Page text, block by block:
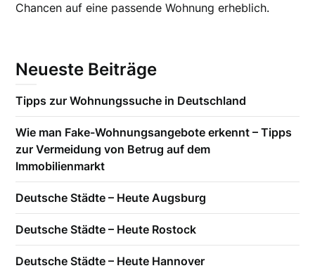
Chancen auf eine passende Wohnung erheblich.
Neueste Beiträge
Tipps zur Wohnungssuche in Deutschland
Wie man Fake-Wohnungsangebote erkennt – Tipps
zur Vermeidung von Betrug auf dem
Immobilienmarkt
Deutsche Städte – Heute Augsburg
Deutsche Städte – Heute Rostock
Deutsche Städte – Heute Hannover